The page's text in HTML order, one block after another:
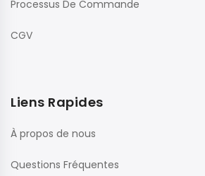
Processus De Commande
CGV
Liens Rapides
À propos de nous
Questions Fréquentes